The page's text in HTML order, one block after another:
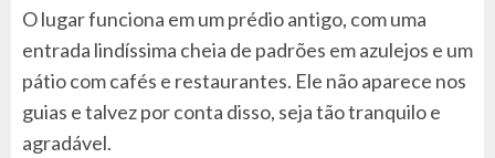
O lugar funciona em um prédio antigo, com uma
entrada lindíssima cheia de padrões em azulejos e um
pátio com cafés e restaurantes. Ele não aparece nos
guias e talvez por conta disso, seja tão tranquilo e
agradável.